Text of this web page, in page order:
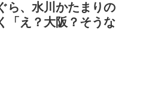
ら、水川かたまりの
「え？大阪？そうな